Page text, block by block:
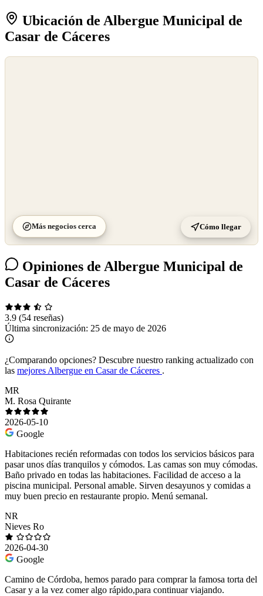
Ubicación de Albergue Municipal de
Casar de Cáceres
Más negocios cerca Cómo llegar
Opiniones de Albergue Municipal de
Casar de Cáceres
3.9 (54 reseñas)
Última sincronización: 25 de mayo de 2026
¿Comparando opciones? Descubre nuestro ranking actualizado con
las mejores Albergue en Casar de Cáceres .
MR
M. Rosa Quirante
2026-05-10
Google
Habitaciones recién reformadas con todos los servicios básicos para
pasar unos días tranquilos y cómodos. Las camas son muy cómodas.
Baño privado en todas las habitaciones. Facilidad de acceso a la
piscina municipal. Personal amable. Sirven desayunos y comidas a
muy buen precio en restaurante propio. Menú semanal.
NR
Nieves Ro
2026-04-30
Google
Camino de Córdoba, hemos parado para comprar la famosa torta del
Casar y a la vez comer algo rápido,para continuar viajando.